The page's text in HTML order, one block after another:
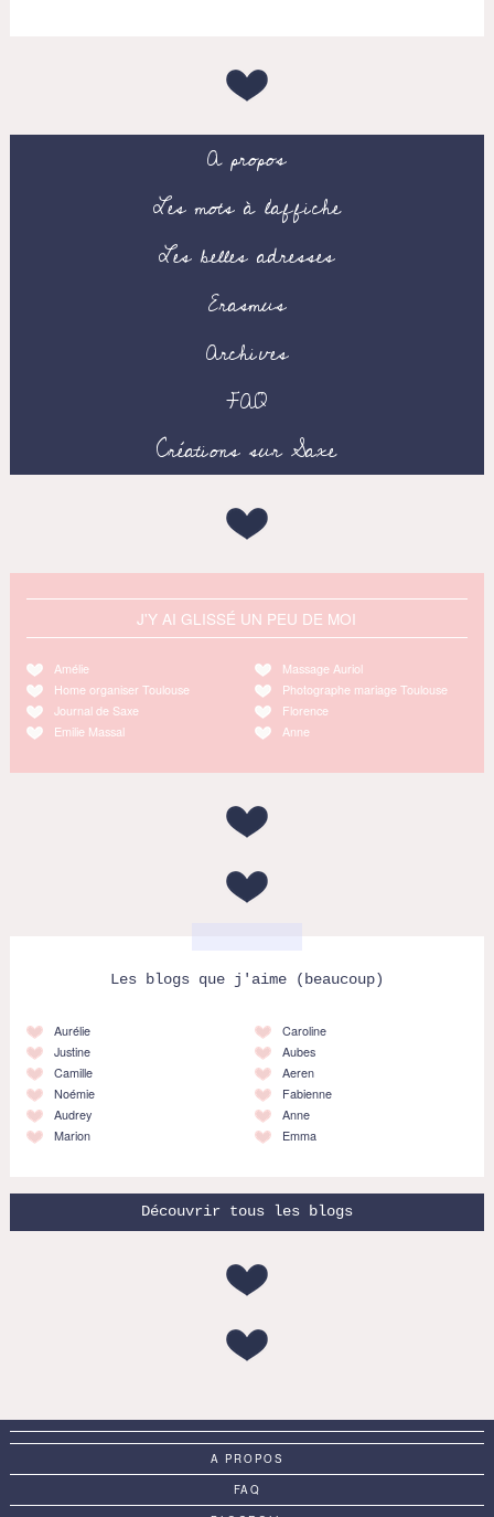
A propos
Les mots à l’affiche
Les belles adresses
Erasmus
Archives
FAQ
Créations sur Saxe
J'Y AI GLISSÉ UN PEU DE MOI
Amélie
Home organiser Toulouse
Journal de Saxe
Emilie Massal
Massage Auriol
Photographe mariage Toulouse
Florence
Anne
Les blogs que j'aime (beaucoup)
Aurélie
Justine
Camille
Noémie
Audrey
Marion
Caroline
Aubes
Aeren
Fabienne
Anne
Emma
Découvrir tous les blogs
A PROPOS
FAQ